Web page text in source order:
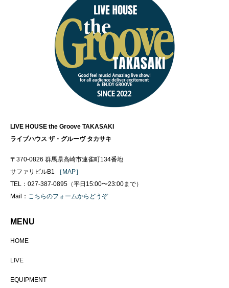
LIVE HOUSE the Groove TAKASAKI
ライブハウス ザ・グルーヴ タカサキ
〒370-0826 群馬県高崎市連雀町134番地
サファリビルB1
［MAP］
TEL：027-387-0895（平日15:00〜23:00まで）
Mail： こちらのフォームからどうぞ
MENU
HOME
LIVE
EQUIPMENT